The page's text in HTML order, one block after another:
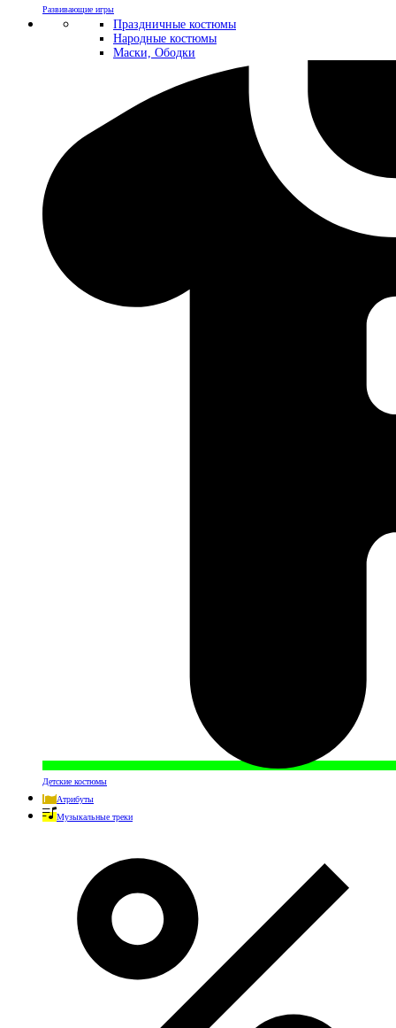
Развивающие игры
Праздничные костюмы
Народные костюмы
Маски, Ободки
Детские костюмы
Атрибуты
Музыкальные треки